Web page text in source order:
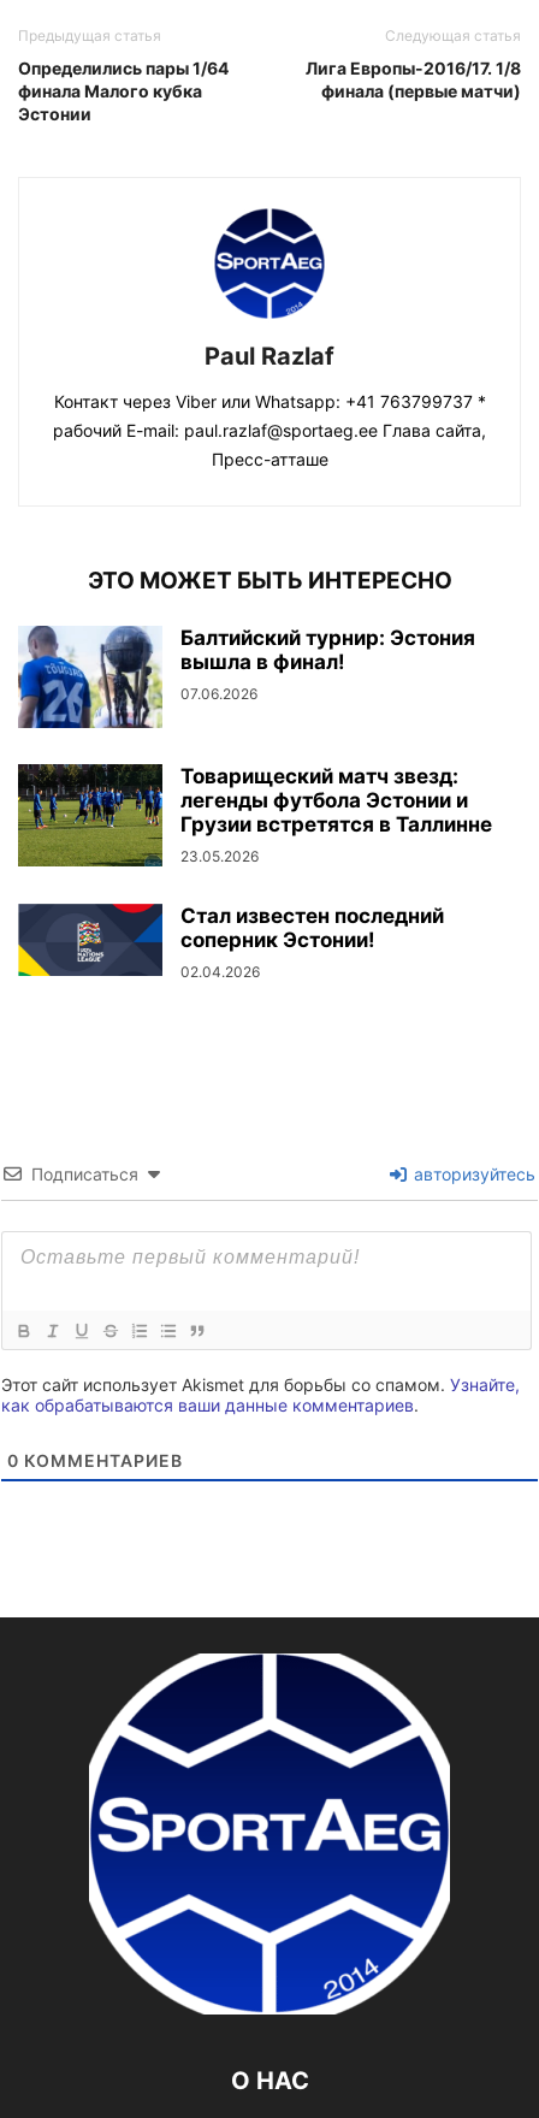
Предыдущая статья
Определились пары 1/64
финала Малого кубка
Эстонии
Следующая статья
Лига Европы-2016/17. 1/8
финала (первые матчи)
Paul Razlaf
Контакт через Viber или Whatsapp: +41 763799737 *
рабочий E-mail: paul.razlaf@sportaeg.ee Глава сайта,
Пресс-атташе
ЭТО МОЖЕТ БЫТЬ ИНТЕРЕСНО
Балтийский турнир: Эстония
вышла в финал!
07.06.2026
Товарищеский матч звезд:
легенды футбола Эстонии и
Грузии встретятся в Таллинне
23.05.2026
Стал известен последний
соперник Эстонии!
02.04.2026
Подписаться авторизуйтесь
Этот сайт использует Akismet для борьбы со спамом. Узнайте,
как обрабатываются ваши данные комментариев.
0 КОММЕНТАРИЕВ
О НАС